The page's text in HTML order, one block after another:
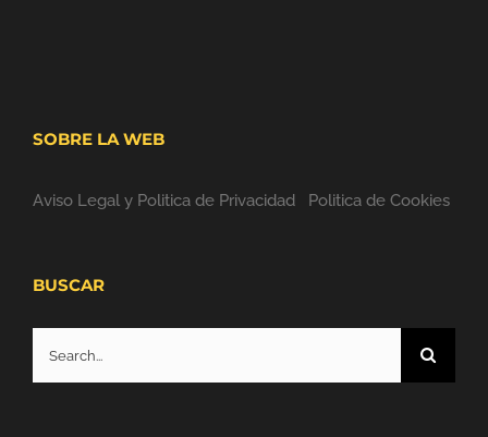
SOBRE LA WEB
Aviso Legal y Politica de Privacidad Politica de Cookies
BUSCAR
for: